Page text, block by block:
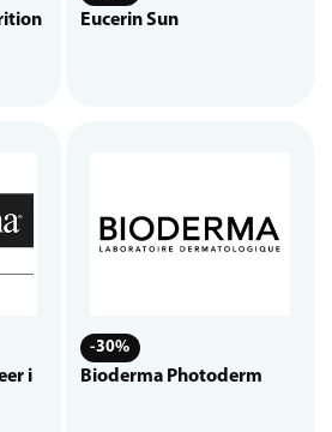
Eucerin Sun
i
-30%
Bioderma Photoderm